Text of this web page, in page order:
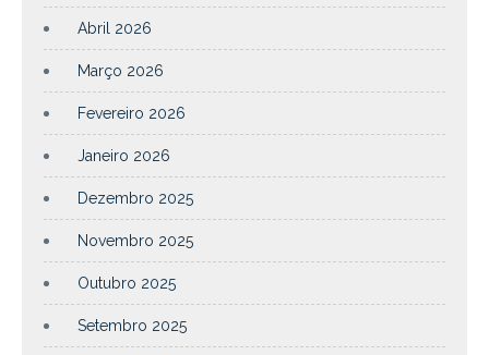
Abril 2026
Março 2026
Fevereiro 2026
Janeiro 2026
Dezembro 2025
Novembro 2025
Outubro 2025
Setembro 2025